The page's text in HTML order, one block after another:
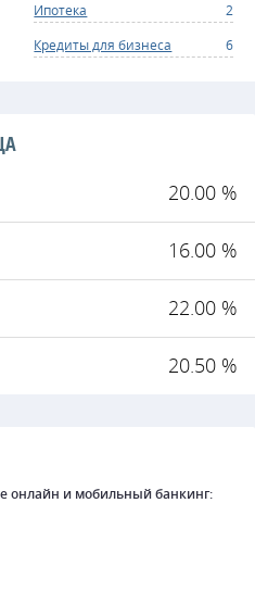
Ипотека
2
Кредиты для бизнеса
6
20.00 %
16.00 %
22.00 %
20.50 %
онлайн и мобильный банкинг: